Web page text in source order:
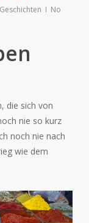
No
die sich von
nie so kurz
noch nie nach
wie dem